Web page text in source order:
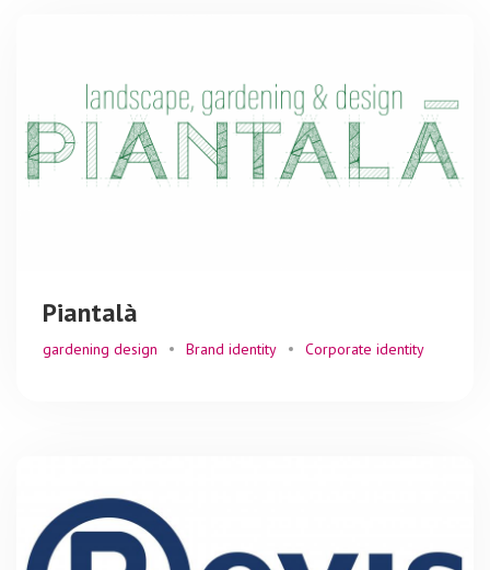
Piantalà
gardening design Brand identity Corporate identity